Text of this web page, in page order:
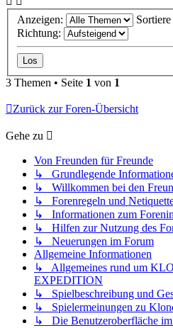
Anzeigen:
Richtung:
3 Themen • Seite 1 von 1
Zurück zur Foren-Übersicht
Gehe zu
Von Freunden für Freunde
↳ Grundlegende
↳ Willkommen bei den
↳ Forenregeln und
↳ Informationen zum
↳ Hilfen zur Nutzung des
↳ Neuerungen im Forum
Allgemeine Informationen
↳ Allgemeines rund um
EXPEDITION
↳ Spielbeschreibung und
↳ Spielermeinungen zu
↳ Die Benutzeroberfläche